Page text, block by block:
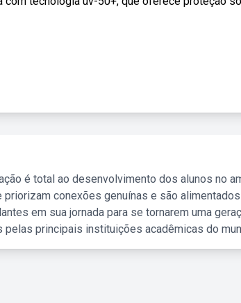
é total ao desenvolvimento dos alunos no
conexões genuínas e são
em sua jornada para se tornarem uma
principais instituições acadêmicas do